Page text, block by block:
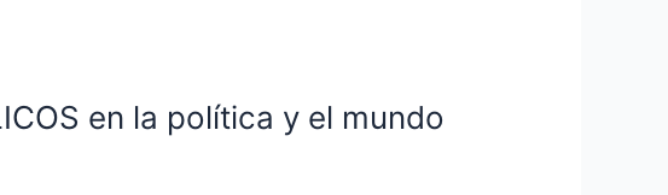
en la política y el mundo